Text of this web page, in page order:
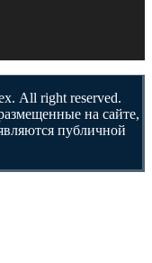
All right reserved.
на сайте,
публичной